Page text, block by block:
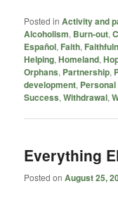
Posted in Activity and
Alcoholism, Burn-out,
Español, Faith,
Helping,Homeland,
Orphans, Partnership,
development,
Success,Withdrawal,
Everything
Posted onAugust 25,